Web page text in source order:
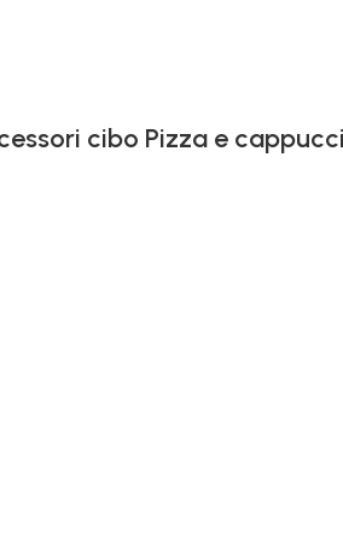
cibo Pizza e